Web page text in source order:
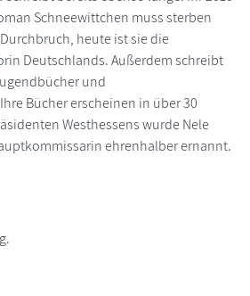
Schneewittchen muss sterben
heute ist sie die
Deutschlands. Außerdem schreibt
und
Bücher erscheinen in über 30
Westhessens wurde Nele
ehrenhalber ernannt.